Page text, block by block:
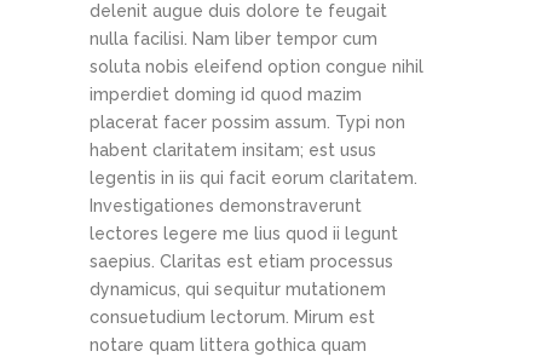
delenit augue duis dolore te feugait
nulla facilisi. Nam liber tempor cum
soluta nobis eleifend option congue nihil
imperdiet doming id quod mazim
placerat facer possim assum. Typi non
habent claritatem insitam; est usus
legentis in iis qui facit eorum claritatem.
Investigationes demonstraverunt
lectores legere me lius quod ii legunt
saepius. Claritas est etiam processus
dynamicus, qui sequitur mutationem
consuetudium lectorum. Mirum est
notare quam littera gothica quam